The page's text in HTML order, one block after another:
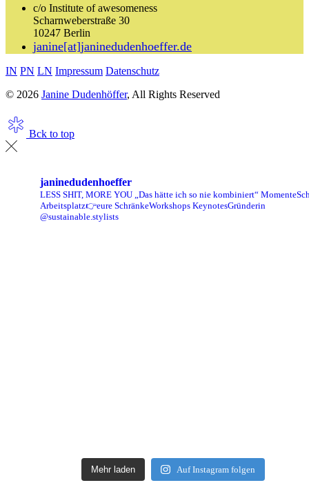
c/o Institute of awesomeness
Scharnweberstraße 30
10247 Berlin
janine[at]janinedudenhoeffer.de
IN PN LN Impressum Datenschutz
© 2026 Janine Dudenhöffer, All Rights Reserved
Bck to top
janinedudenhoeffer
LESS SHIT, MORE YOU „Das hätte ich so nie kombiniert“ Momente
Arbeitsplatz👉eure SchränkeWorkshops KeynotesGründerin
@sustainable.stylists
Mehr laden Auf Instagram folgen